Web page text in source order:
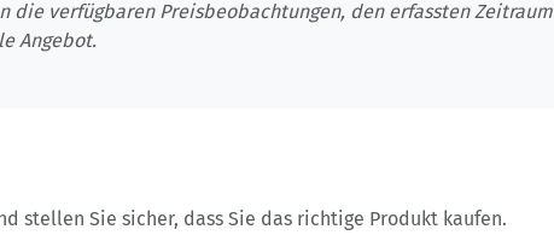
die verfügbaren Preisbeobachtungen, den erfassten Zeitraum
Angebot.
stellen Sie sicher, dass Sie das richtige Produkt kaufen.